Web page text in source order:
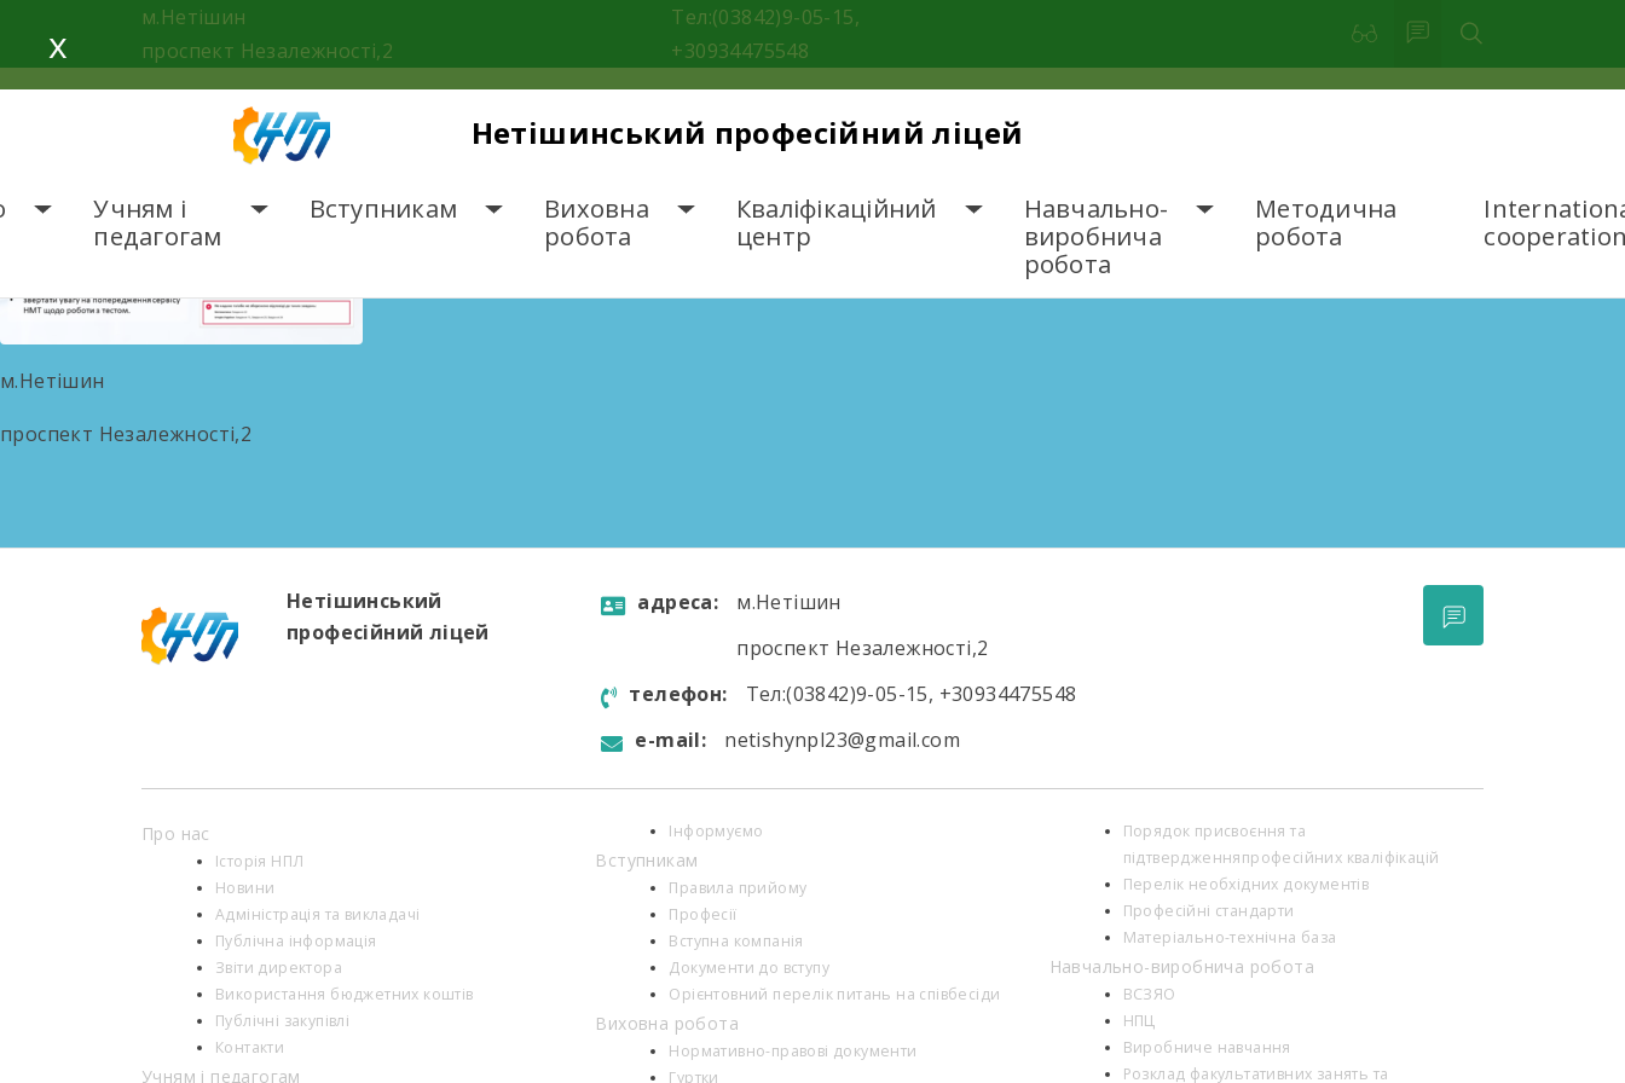
content
м.Нетішин
проспект Незалежності,2
Тел:(03842)9-05-15,
+30934475548
Нетішинський професійний ліцей
Учням і
педагогам
Вступникам
Виховна
робота
Кваліфікаційний
центр
Навчально-
виробнича
робота
Методична
робота
м.Нетішин
проспект Незалежності,2
x
Нетішинський
професійний ліцей
aдресa:
м.Нетішин
проспект Незалежності,2
телефон:
Тел:(03842)9-05-15, +30934475548
e-mail:
netishynpl23@gmail.com
Про нас
Історія НПЛ
Новини
Адміністрація та викладачі
Публічна інформація
Звіти директора
Використання бюджетних коштів
Публічні закупівлі
Контакти
Учням і педагогам
Інформуємо
Вступникам
Правила прийому
Професії
Вступна компанія
Документи до вступу
Орієнтовний перелік питань на співбесіди
Виховна робота
Нормативно-правові документи
Гуртки
Порядок присвоєння та
підтвердженняпрофесійних кваліфікацій
Перелік необхідних документів
Професійні стандарти
Матеріально-технічна база
Навчально-виробнича робота
ВСЗЯО
НПЦ
Виробниче навчання
Розклад факультативних занять та